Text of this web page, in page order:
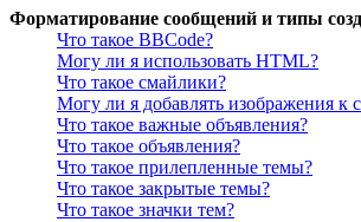
Форматирование сообщений и типы
Что такое BBCode?
Могу ли я использовать HTML?
Что такое смайлики?
Могу ли я добавлять изображения к
Что такое важные объявления?
Что такое объявления?
Что такое прилепленные темы?
Что такое закрытые темы?
Что такое значки тем?